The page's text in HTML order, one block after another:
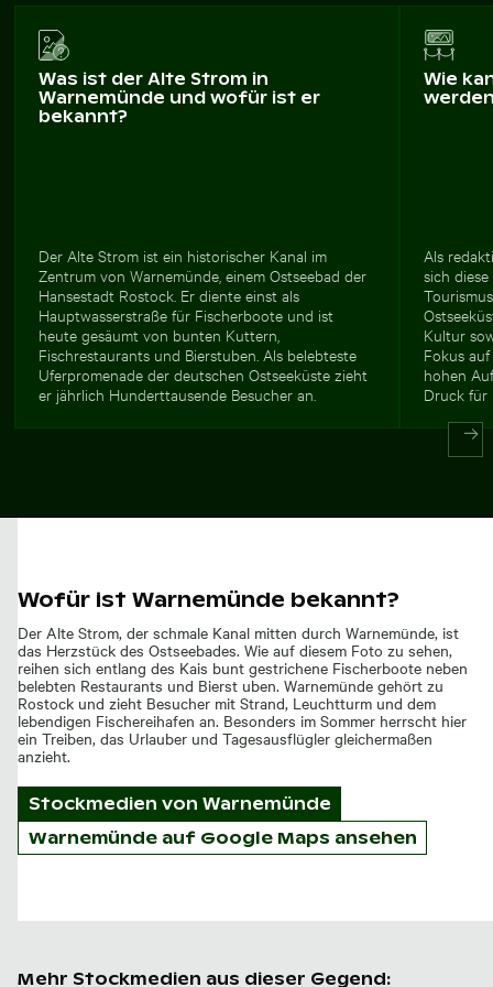
Was ist der Alte Strom in
Warnemünde und wofür ist er
bekannt?
Der Alte Strom ist ein historischer Kanal im
Zentrum von Warnemünde, einem Ostseebad der
Hansestadt Rostock. Er diente einst als
Hauptwasserstraße für Fischerboote und ist
heute gesäumt von bunten Kuttern,
Fischrestaurants und Bierstuben. Als belebteste
Uferpromenade der deutschen Ostseeküste zieht
er jährlich Hunderttausende Besucher an.
Wie
Als
sich
Kultur
Fokus
hohen
Druck für
Wofür ist Warnemünde bekannt?
Der Alte Strom, der schmale Kanal mitten durch Warnemünde, ist
das Herzstück des Ostseebades. Wie auf diesem Foto zu sehen,
reihen sich entlang des Kais bunt gestrichene Fischerboote neben
belebten Restaurants und Bierst uben. Warnemünde gehört zu
Rostock und zieht Besucher mit Strand, Leuchtturm und dem
lebendigen Fischereihafen an. Besonders im Sommer herrscht hier
ein Treiben, das Urlauber und Tagesausflügler gleichermaßen
anzieht.
Stockmedien von Warnemünde
Warnemünde auf Google Maps ansehen
Mehr Stockmedien aus dieser Gegend: